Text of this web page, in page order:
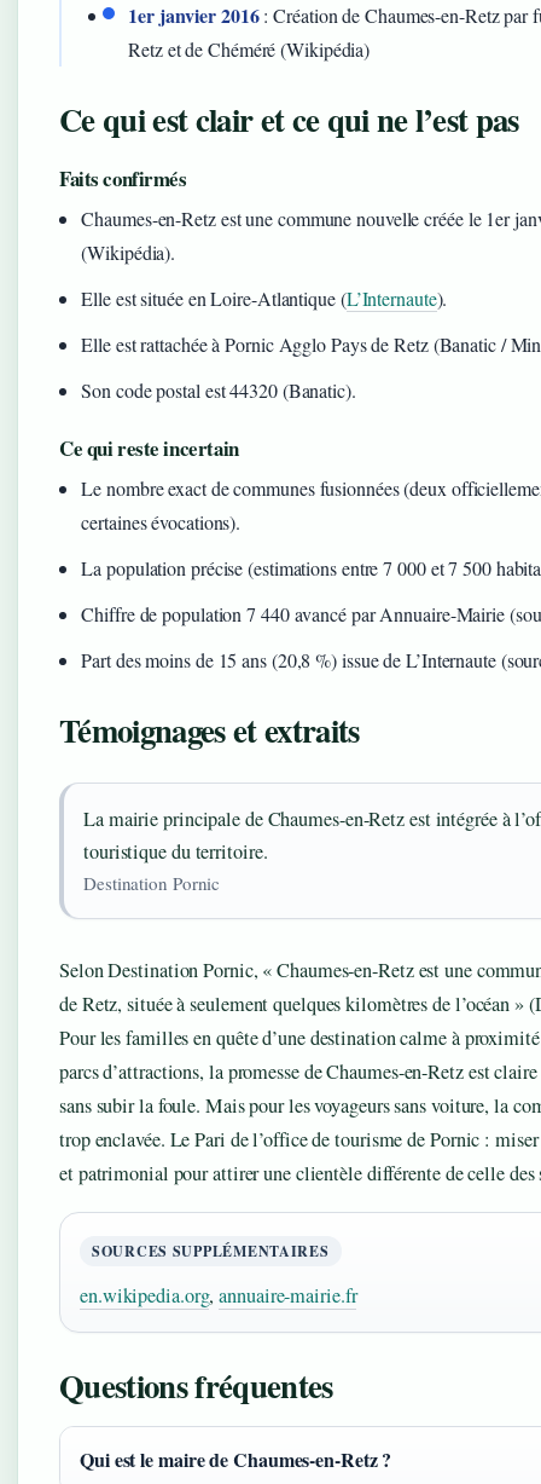
1er janvier 2016: Création de Chaumes-en-Retz par
Retz et de Chéméré (Wikipédia)
Ce qui est clair et ce qui ne l’est pas
Faits confirmés
Chaumes-en-Retz est une commune nouvelle créée le 1er
(Wikipédia).
Elle est située en Loire-Atlantique (L’Internaute).
Elle est rattachée à Pornic Agglo Pays de Retz (Banatic /
Son code postal est 44320 (Banatic).
Ce qui reste incertain
Le nombre exact de communes fusionnées (deux
certaines évocations).
La population précise (estimations entre 7 000 et 7 500
Chiffre de population 7 440 avancé par Annuaire-Mairie
Part des moins de 15 ans (20,8 %) issue de L’Internaute
Témoignages et extraits
La mairie principale de Chaumes-en-Retz est intégrée à
touristique du territoire.
Destination Pornic
Selon Destination Pornic, « Chaumes-en-Retz est une
de Retz, située à seulement quelques kilomètres de l’océan »
Pour les familles en quête d’une destination calme à proximité
parcs d’attractions, la promesse de Chaumes-en-Retz est
sans subir la foule. Mais pour les voyageurs sans voiture, la
trop enclavée. Le Pari de l’office de tourisme de Pornic :
et patrimonial pour attirer une clientèle différente de celle des
SOURCES SUPPLÉMENTAIRES
en.wikipedia.org,annuaire-mairie.fr
Questions fréquentes
Qui est le maire de Chaumes-en-Retz ?